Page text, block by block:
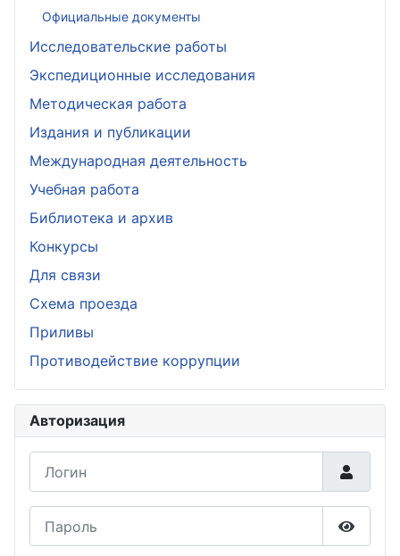
Официальные документы
Исследовательские работы
Экспедиционные исследования
Методическая работа
Издания и публикации
Международная деятельность
Учебная работа
Библиотека и архив
Конкурсы
Для связи
Схема проезда
Приливы
Противодействие коррупции
Авторизация